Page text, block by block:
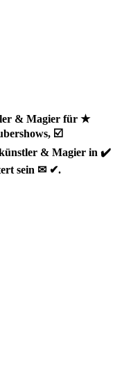
& Magier für ★
☑️
& Magier in ✔️
sein ✉ ✔.